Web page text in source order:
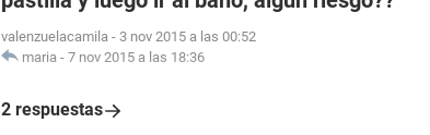
valenzuelacamila - 3 nov 2015 a las 00:52
maria - 7 nov 2015 a las 18:36
2 respuestas